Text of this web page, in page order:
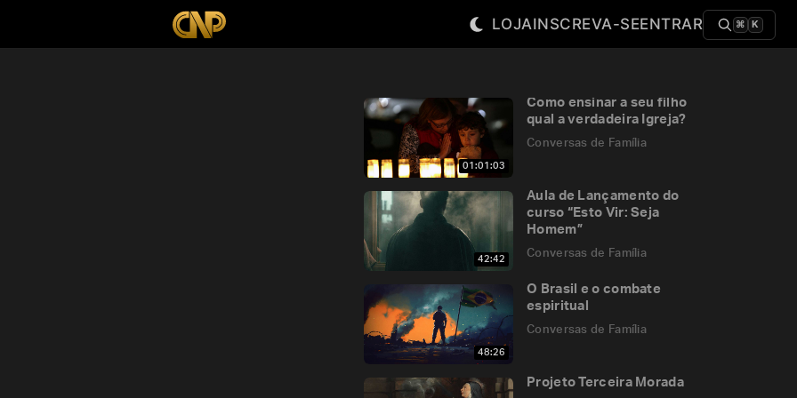
LOJAINSCREVA-SEENTRAR ⌘ K
01:01:03
Como ensinar a seu filho
qual a verdadeira Igreja?
Conversas de Família
42:42
Aula de Lançamento do
curso “Esto Vir: Seja
Homem”
Conversas de Família
48:26
O Brasil e o combate
espiritual
Conversas de Família
Projeto Terceira Morada